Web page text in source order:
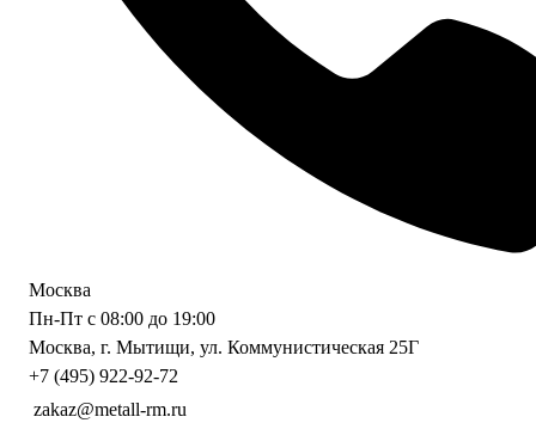
Москва
Пн-Пт с 08:00 до 19:00
Москва, г. Мытищи, ул. Коммунистическая 25Г
+7 (495) 922-92-72
zakaz@metall-rm.ru